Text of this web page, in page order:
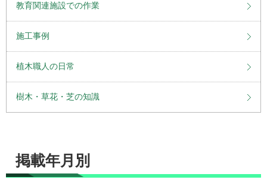
教育関連施設での作業
施工事例
植木職人の日常
樹木・草花・芝の知識
掲載年月別